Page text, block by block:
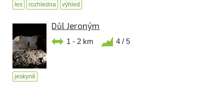
les rozhledna výhled
Důl Jeroným
1 - 2 km 4 / 5
jeskyně